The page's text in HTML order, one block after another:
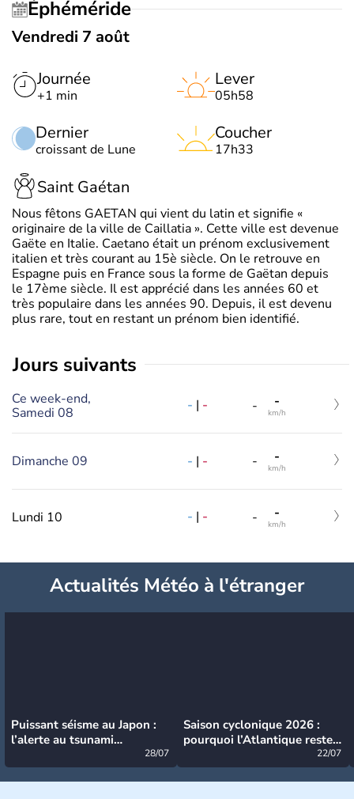
Éphéméride
Vendredi 7 août
Journée
+1 min
Dernier
croissant de Lune
Lever
05h58
Coucher
17h33
Saint Gaétan
Nous fêtons GAETAN qui vient du latin et signifie «
originaire de la ville de Caillatia ». Cette ville est devenue
Gaëte en Italie. Caetano était un prénom exclusivement
italien et très courant au 15è siècle. On le retrouve en
Espagne puis en France sous la forme de Gaëtan depuis
le 17ème siècle. Il est apprécié dans les années 60 et
très populaire dans les années 90. Depuis, il est devenu
plus rare, tout en restant un prénom bien identifié.
jours suivants
Ce week-end,
Samedi 08
- | - - -
km/h
Dimanche 09 - | - - -
km/h
Lundi 10 - | - - -
km/h
Actualités Météo à l'étranger
Puissant séisme au Japon :
l’alerte au tsunami
28/07
Saison cyclonique 2026 :
pourquoi l’Atlantique reste
22/07